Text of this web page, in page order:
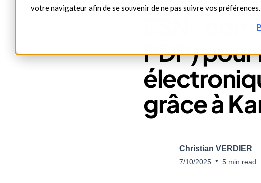
votre navigateur afin de se souvenir de ne pas suivre vos préférences.
ESN :
PDP)
grâce à
Christian VERDIER
7/10/2025 • 5 min read